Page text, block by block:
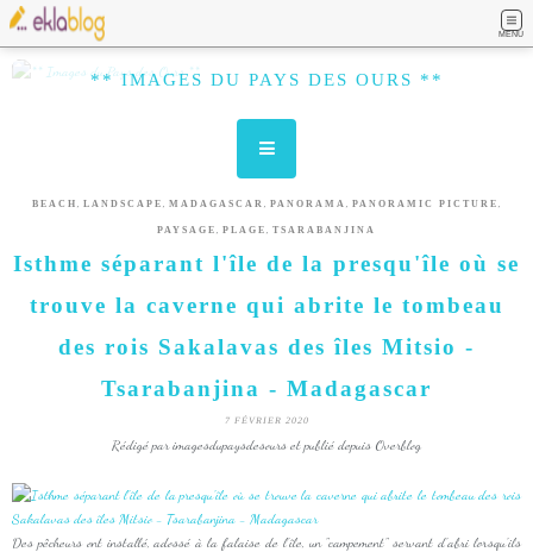
MENU
** IMAGES DU PAYS DES OURS **
BEACH , LANDSCAPE , MADAGASCAR , PANORAMA , PANORAMIC PICTURE ,
PAYSAGE , PLAGE , TSARABANJINA
Isthme séparant l'île de la presqu'île où se
trouve la caverne qui abrite le tombeau
des rois Sakalavas des îles Mitsio -
Tsarabanjina - Madagascar
7 FÉVRIER 2020
Rédigé par imagesdupaysdesours et publié depuis Overblog
Des pêcheurs ont installé, adossé à la falaise de l'île, un "campement" servant d'abri lorsqu'ils